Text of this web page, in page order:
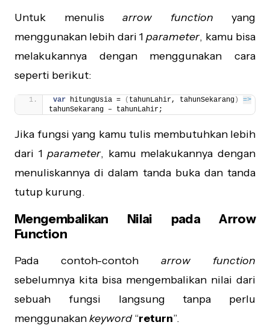
Untuk menulis arrow function yang
menggunakan lebih dari 1parameter, kamu bisa
melakukannya dengan menggunakan cara
seperti berikut:
var hitungUsia = ( tahunLahir, tahunSekarang )
=>
tahunSekarang – tahunLahir;
Jika fungsi yang kamu tulis membutuhkan lebih
dari 1parameter, kamu melakukannya dengan
menuliskannya di dalam tanda buka dan tanda
tutup kurung.
Mengembalikan Nilai pada Arrow
Function
Pada contoh-contoh arrow function
sebelumnya kita bisa mengembalikan nilai dari
sebuah fungsi langsung tanpa perlu
menggunakankeyword“return”.